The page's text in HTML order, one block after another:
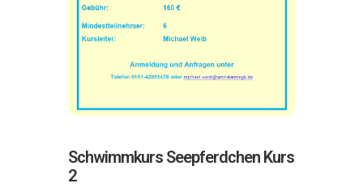
Schwimmkurs Seepferdchen Kurs
2